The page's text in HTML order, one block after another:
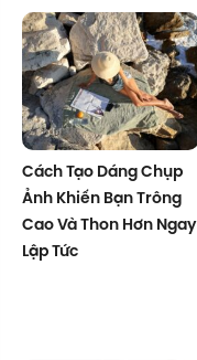
Cách Tạo Dáng Chụp
Ảnh Khiến Bạn Trông
Cao Và Thon Hơn Ngay
Lập Tức